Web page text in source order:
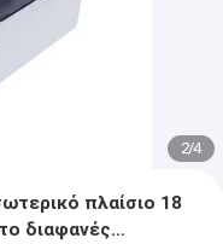
2/4
πλαίσιο 18
διαφανές